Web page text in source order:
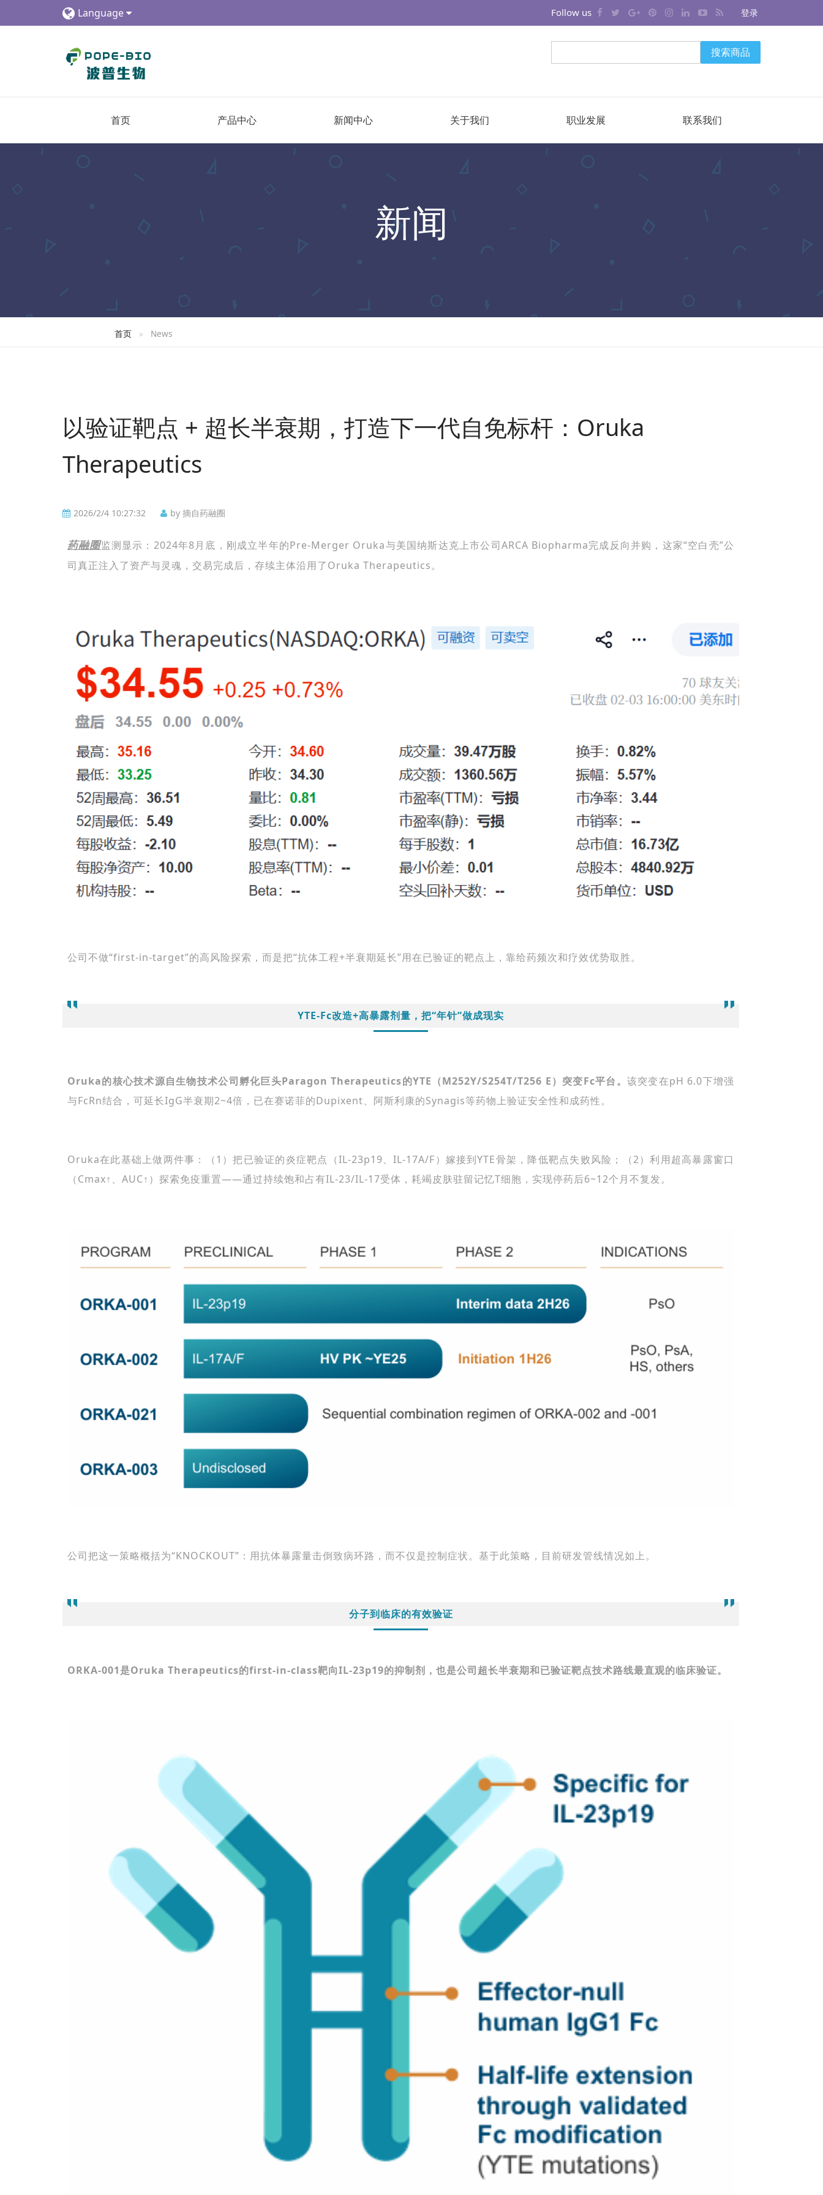
Language Follow us 登录
搜索商品
首页 产品中心 新闻中心 关于我们 职业发展 联系我们
新闻
首页 News
以验证靶点 + 超长半衰期，打造下一代自免标杆：Oruka
Therapeutics
2026/2/4 10:27:32 by 摘自药融圈
药融圈监测显示：2024年8月底，刚成立半年的Pre-Merger Oruka与美国纳斯达克上市公司ARCA Biopharma完成反向并购，这家“空白壳”公
司真正注入了资产与灵魂，交易完成后，存续主体沿用了Oruka Therapeutics。
公司不做“first-in-target”的高风险探索，而是把“抗体工程+半衰期延长”用在已验证的靶点上，靠给药频次和疗效优势取胜。
YTE-Fc改造+高暴露剂量，把“年针”做成现实
Oruka的核心技术源自生物技术公司孵化巨头Paragon Therapeutics的YTE （M252Y/S254T/T256 E）突变Fc平台。 该突变在pH 6.0下增强
与FcRn结合，可延长IgG半衰期2~4倍，已在赛诺菲的Dupixent、阿斯利康的Synagis等药物上验证安全性和成药性。
Oruka在此基础上做两件事：（1）把已验证的炎症靶点（IL-23p19、IL-17A/F）嫁接到YTE骨架，降低靶点失败风险；（2）利用超高暴露窗口
（Cmax↑、 AUC↑）探索免疫重置——通过持续饱和占有IL-23/IL-17受体，耗竭皮肤驻留记忆T细胞，实现停药后6~12个月不复发。
公司把这一策略概括为“KNOCKOUT”：用抗体暴露量击倒致病环路，而不仅是控制症状。基于此策略，目前研发管线情况如上。
分子到临床的有效验证
ORKA-001是Oruka Therapeutics的first-in-class靶向IL-23p19的抑制剂，也是公司超长半衰期和已验证靶点技术路线最直观的临床验证。